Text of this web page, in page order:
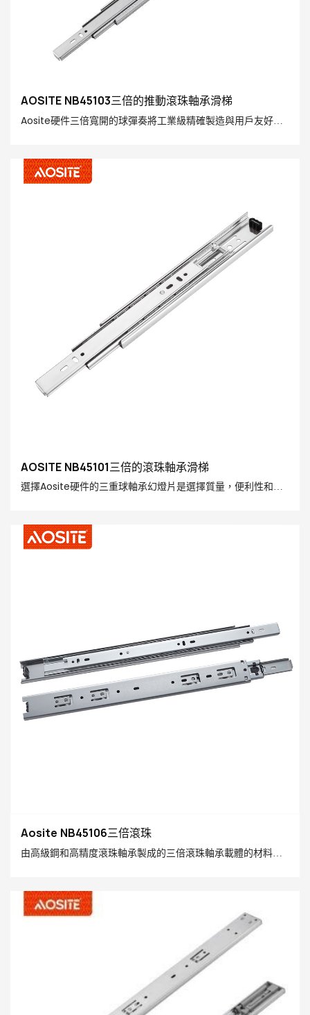
AOSITE NB45103三倍的推動滾珠軸承滑梯
Aosite硬件三倍寬開的球彈奏將工業級精確製造與用戶友好的
能機制，它為那些追求優質生活方式的人提供了輕鬆的優雅體
驗
AOSITE NB45101三倍的滾珠軸承滑梯
選擇Aosite硬件的三重球軸承幻燈片是選擇質量，便利性和效
美麗的生活
Aosite NB45106三倍滾珠
由高級鋼和高精度滾珠軸承製成的三倍滾珠軸承載體的材料硬
的耐用性，完美地解決了麻煩！選擇三重滾珠軸承幻燈片的材
料硬件以進行輕鬆的抽屜操作！